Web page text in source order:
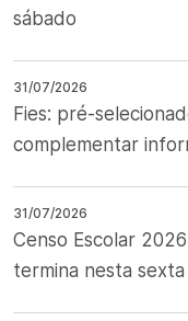
sábado
31/07/2026
Fies: pré-
complementar
31/07/2026
Censo Escolar
termina nesta sexta